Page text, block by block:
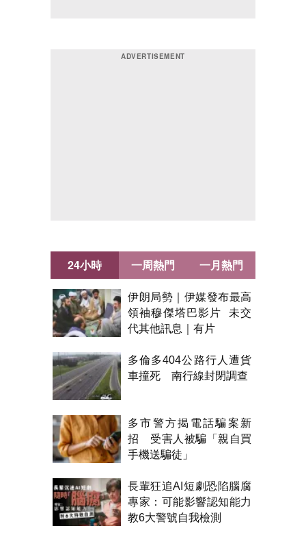
24小時
伊朗局勢｜伊媒發布最高
領袖穆傑塔巴影片 未交
代其他訊息｜有片
多倫多404公路行人遭貨
車撞死 南行線封閉調查
多市警方揭電話騙案新
招 受害人被騙「親自買
手機送騙徒」
長輩狂追AI短劇恐陷腦腐
專家：可能影響認知能力
教6大警號自我檢測
一周熱門 一月熱門